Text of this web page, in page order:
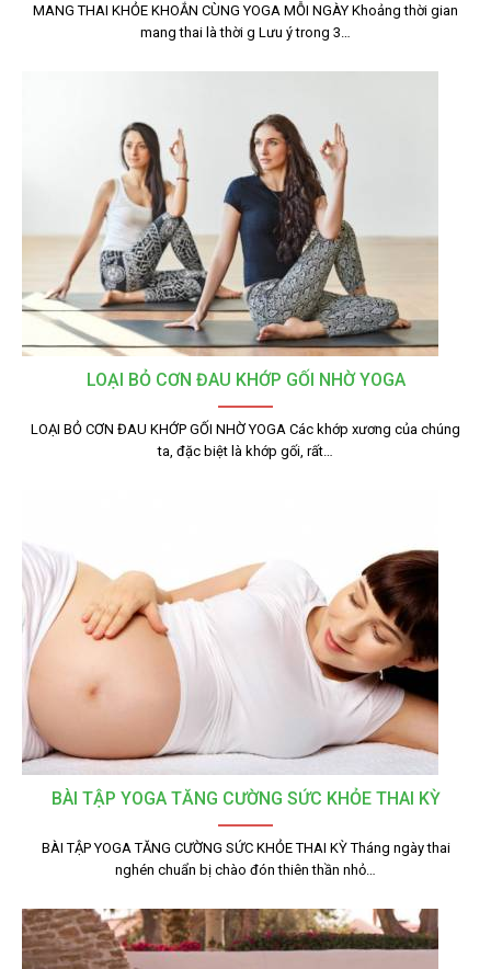
MANG THAI KHỎE KHOẮN CÙNG YOGA MỖI NGÀY Khoảng thời gian
mang thai là thời g Lưu ý trong 3…
LOẠI BỎ CƠN ĐAU KHỚP GỐI NHỜ YOGA
LOẠI BỎ CƠN ĐAU KHỚP GỐI NHỜ YOGA Các khớp xương của chúng
ta, đặc biệt là khớp gối, rất…
BÀI TẬP YOGA TĂNG CƯỜNG SỨC KHỎE THAI KỲ
BÀI TẬP YOGA TĂNG CƯỜNG SỨC KHỎE THAI KỲ Tháng ngày thai
nghén chuẩn bị chào đón thiên thần nhỏ…